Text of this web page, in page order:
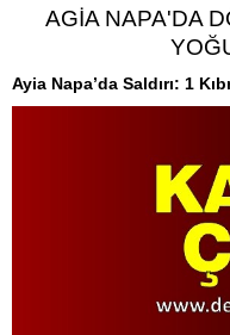
AGİA NAPA'DA
Ayia Napa’da Saldırı: 1